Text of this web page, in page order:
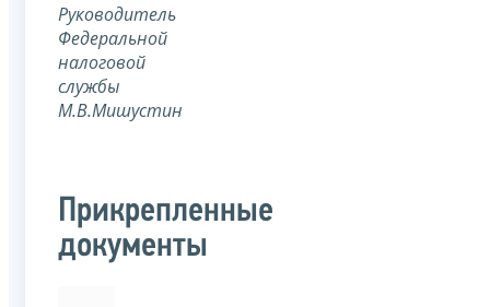
Руководитель
Федеральной
налоговой
службы
М.В.Мишустин
Прикрепленные
документы